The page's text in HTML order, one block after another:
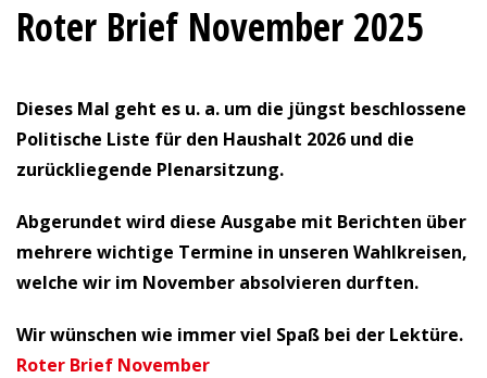
Roter Brief November 2025
Dieses Mal geht es u. a. um die jüngst beschlossene
Politische Liste für den Haushalt 2026 und die
zurückliegende Plenarsitzung.
Abgerundet wird diese Ausgabe mit Berichten über
mehrere wichtige Termine in unseren Wahlkreisen,
welche wir im November absolvieren durften.
Wir wünschen wie immer viel Spaß bei der Lektüre.
Roter Brief November